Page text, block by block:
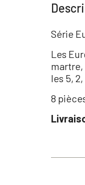
Série
Les
martre,
les 5,
8